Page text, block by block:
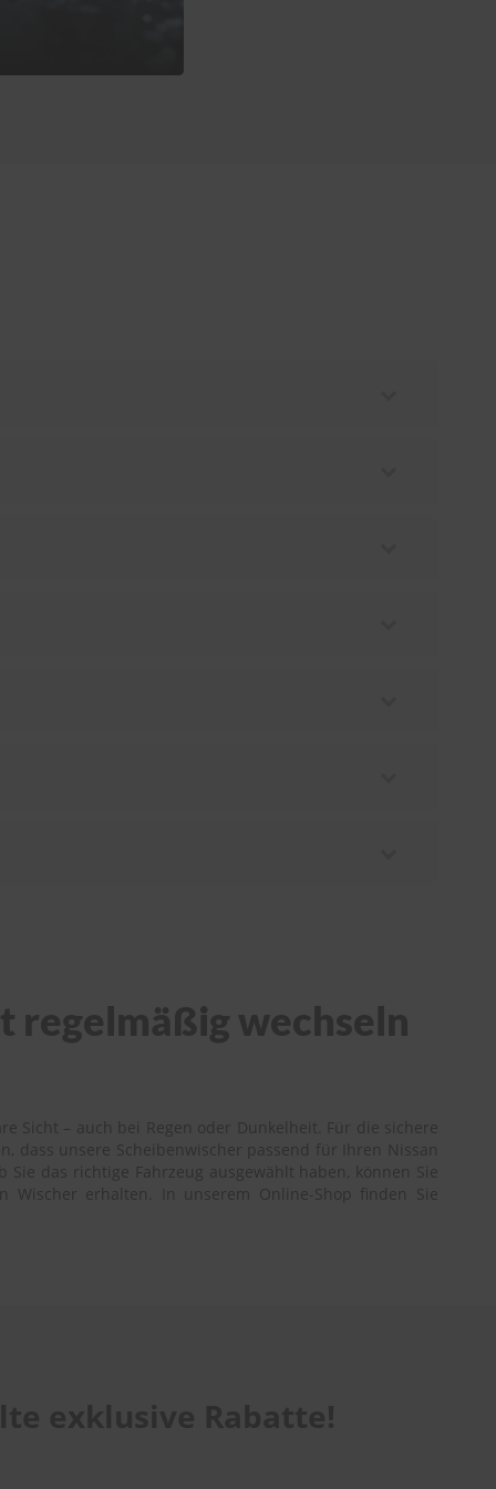
regelmäßig wechseln
Sicht – auch bei Regen oder Dunkelheit. Für die sichere
dass unsere Scheibenwischer passend für Ihren Nissan
das richtige Fahrzeug ausgewählt haben, können Sie
erhalten. In unserem Online-Shop finden Sie